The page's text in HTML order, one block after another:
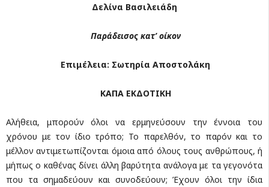
Δελίνα Βασιλειάδη
­­­Παράδεισος κατ’ οίκον
Επιμέλεια: Σωτηρία Αποστολάκη
ΚΑΠΑ ΕΚΔΟΤΙΚΗ
Αλήθεια, μπορούν όλοι να ερμηνεύσουν την έννοια του
χρόνου με τον ίδιο τρόπο; Το παρελθόν, το παρόν και το
μέλλον αντιμετωπίζονται όμοια από όλους τους ανθρώπους, ή
μήπως ο καθένας δίνει άλλη βαρύτητα ανάλογα με τα γεγονότα
που τα σημαδεύουν και συνοδεύουν; Έχουν όλοι την ίδια